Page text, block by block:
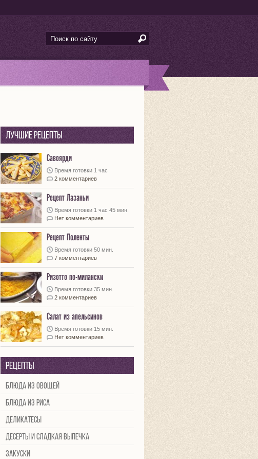
Лучшие рецепты
Савоярди
Время готовки 1 час
2 комментариев
Рецепт Лазаньи
Время готовки 1 час 45 мин.
Нет комментариев
Рецепт Поленты
Время готовки 50 мин.
7 комментариев
Ризотто по-милански
Время готовки 35 мин.
2 комментариев
Салат из апельсинов
Время готовки 15 мин.
Нет комментариев
Рецепты
Блюда из овощей
Блюда из риса
Деликатесы
Десерты и сладкая выпечка
Закуски